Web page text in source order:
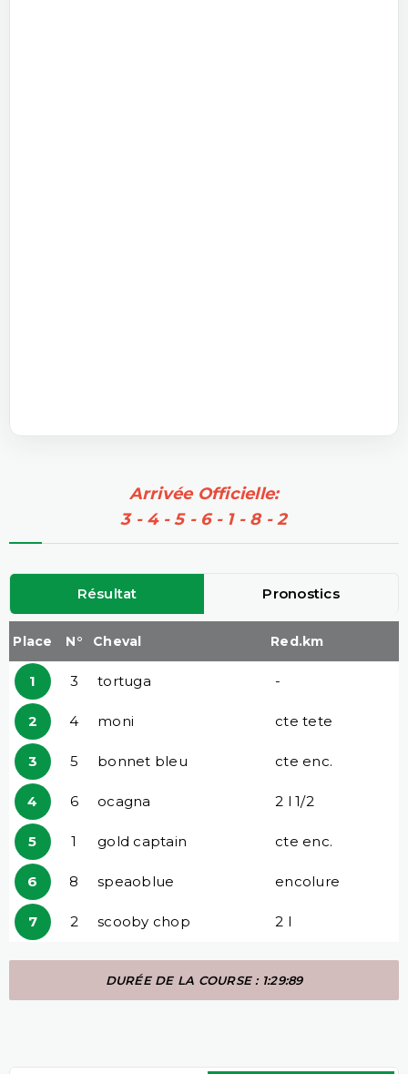
Arrivée Officielle:
3 - 4 - 5 - 6 - 1 - 8 - 2
Résultat Pronostics
Place N° Cheval Red.km
1 3 tortuga -
2 4 moni cte tete
3 5 bonnet bleu cte enc.
4 6 ocagna 2 l 1/2
5 1 gold captain cte enc.
6 8 speaoblue encolure
7 2 scooby chop 2 l
DURÉE DE LA COURSE : 1:29:89